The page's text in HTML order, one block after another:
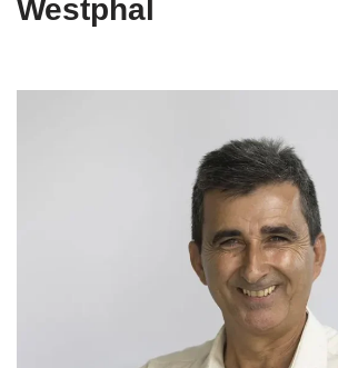
Westphal